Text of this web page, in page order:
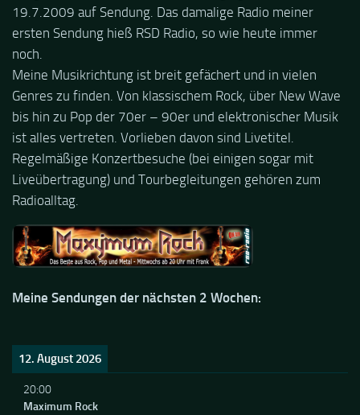
19.7.2009 auf Sendung. Das damalige Radio meiner
ersten Sendung hieß RSD Radio, so wie heute immer
noch.
Meine Musikrichtung ist breit gefächert und in vielen
Genres zu finden. Von klassischem Rock, über New Wave
bis hin zu Pop der 70er – 90er und elektronischer Musik
ist alles vertreten. Vorlieben davon sind Livetitel.
Regelmäßige Konzertbesuche (bei einigen sogar mit
Liveübertragung) und Tourbegleitungen gehören zum
Radioalltag.
Meine Sendungen der nächsten 2 Wochen:
12. August 2026
20:00
Maximum Rock